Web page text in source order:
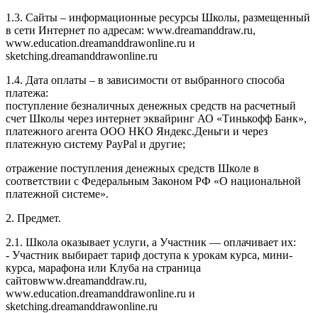
1.3. Сайты – информационные ресурсы Школы, размещенный
в сети Интернет по адресам: www.dreamanddraw.ru,
www.education.dreamanddrawonline.ru и
sketching.dreamanddrawonline.ru
1.4. Дата оплаты – в зависимости от выбранного способа
платежа:
поступление безналичных денежных средств на расчетный
счет Школы через интернет эквайринг АО «Тинькофф Банк»,
платежного агента ООО НКО Яндекс.Деньги и через
платежную систему PayPal и другие;
отражение поступления денежных средств Школе в
соответствии с Федеральным Законом РФ «О национальной
платежной системе».
2. Предмет.
2.1. Школа оказывает услуги, а Участник — оплачивает их:
- Участник выбирает тариф доступа к урокам курса, мини-
курса, марафона или Клуба на страница
сайтовwww.dreamanddraw.ru,
www.education.dreamanddrawonline.ru и
sketching.dreamanddrawonline.ru